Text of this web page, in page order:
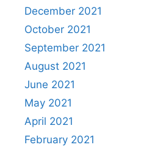
December 2021
October 2021
September 2021
August 2021
June 2021
May 2021
April 2021
February 2021